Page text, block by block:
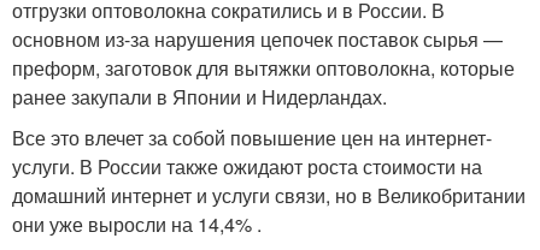
отгрузки оптоволокна сократились и в России. В
основном из-за нарушения цепочек поставок сырья —
преформ, заготовок для вытяжки оптоволокна, которые
ранее закупали в Японии и Нидерландах.
Все это влечет за собой повышение цен на интернет-
услуги. В России также ожидают роста стоимости на
домашний интернет и услуги связи, но в Великобритании
они уже выросли на 14,4% .